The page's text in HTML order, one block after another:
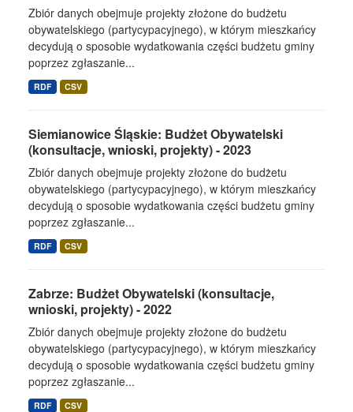
Zbiór danych obejmuje projekty złożone do budżetu
obywatelskiego (partycypacyjnego), w którym mieszkańcy
decydują o sposobie wydatkowania części budżetu gminy
poprzez zgłaszanie...
RDF CSV
Siemianowice Śląskie: Budżet Obywatelski
(konsultacje, wnioski, projekty) - 2023
Zbiór danych obejmuje projekty złożone do budżetu
obywatelskiego (partycypacyjnego), w którym mieszkańcy
decydują o sposobie wydatkowania części budżetu gminy
poprzez zgłaszanie...
RDF CSV
Zabrze: Budżet Obywatelski (konsultacje,
wnioski, projekty) - 2022
Zbiór danych obejmuje projekty złożone do budżetu
obywatelskiego (partycypacyjnego), w którym mieszkańcy
decydują o sposobie wydatkowania części budżetu gminy
poprzez zgłaszanie...
RDF CSV